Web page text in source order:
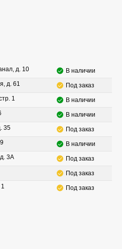
д. 10
В наличии
д. 61
Под заказ
1
В наличии
В наличии
35
Под заказ
В наличии
3А
Под заказ
Под заказ
Под заказ